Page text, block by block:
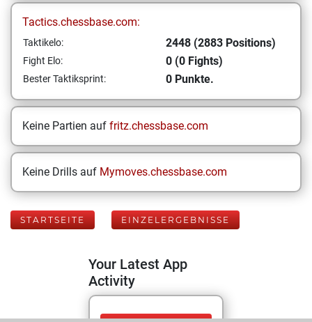
Tactics.chessbase.com:
Taktikelo: 2448 (2883 Positions)
Fight Elo: 0 (0 Fights)
Bester Taktiksprint: 0 Punkte.
Keine Partien auf fritz.chessbase.com
Keine Drills auf Mymoves.chessbase.com
STARTSEITE EINZELERGEBNISSE
Your Latest App
Activity